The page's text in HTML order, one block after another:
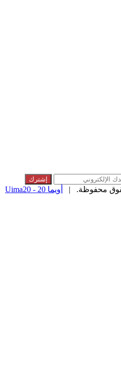
أويما 20 - Uima20